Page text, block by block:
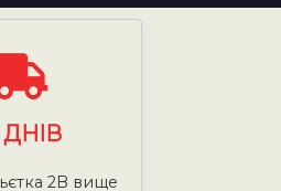
ДНІВ
2B вище